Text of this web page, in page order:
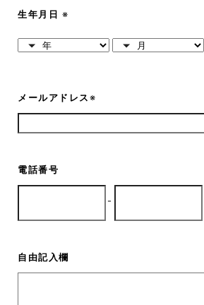
生年月日 ※
メールアドレス※
電話番号
-
自由記入欄